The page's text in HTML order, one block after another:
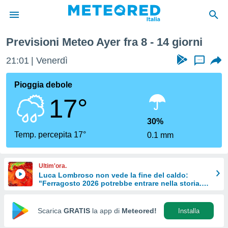
di
per
le
di
Web
Previsioni Meteo Ayer fra 8 - 14 giorni
21:01 Venerdì ...
Pioggia debole
17°
Temp. percepita 17°
30%
0.1 mm
Ultim'ora.
Luca Lombroso non vede la fine del caldo:
"Ferragosto 2026 potrebbe entrare nella storia.
Scarica GRATIS la app di Meteored! Installa